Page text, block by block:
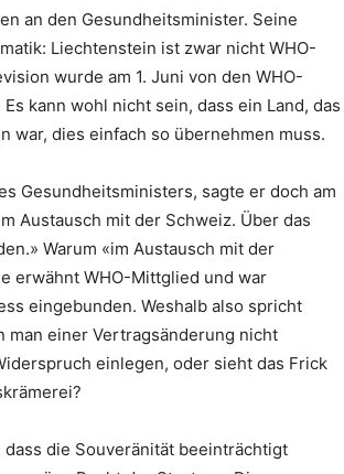
an den Gesundheitsminister. Seine
Liechtenstein ist zwar nicht WHO-
wurde am 1. Juni von den WHO-
kann wohl nicht sein, dass ein Land, das
war, dies einfach so übernehmen muss.
Gesundheitsministers, sagte er doch am
Austausch mit der Schweiz. Über das
Warum «im Austausch mit der
erwähnt WHO-Mittglied und war
eingebunden. Weshalb also spricht
man einer Vertragsänderung nicht
einlegen, oder sieht das Frick
die Souveränität beeinträchtigt